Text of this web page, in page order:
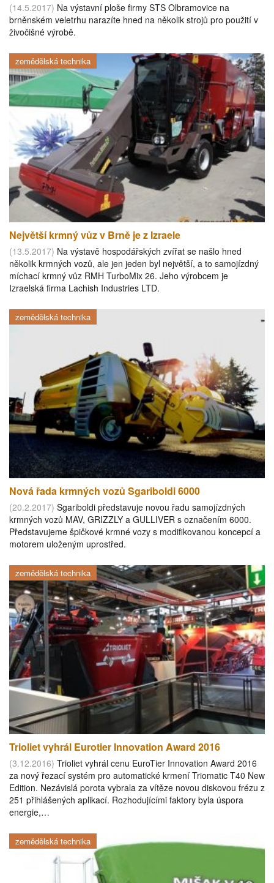
(14.5.2017) Na výstavní ploše firmy STS Olbramovice na
brněnském veletrhu narazíte hned na několik strojů pro použití v
živočišné výrobě.
zemědělská technika
Největší krmný vůz v Brně je z Izraele
(13.5.2017) Na výstavě hospodářských zvířat se našlo hned
několik krmných vozů, ale jen jeden byl největší, a to samojízdný
míchací krmný vůz RMH TurboMix 26. Jeho výrobcem je
Izraelská firma Lachish Industries LTD.
zemědělská technika
Nová řada krmných vozů Sgariboldi 6000
(20.2.2017) Sgariboldi představuje novou řadu samojízdných
krmných vozů MAV, GRIZZLY a GULLIVER s označením 6000.
Představujeme špičkové krmné vozy s modifikovanou koncepcí a
motorem uloženým uprostřed.
zemědělská technika
Trioliet vyhrál Eurotier Innovation Award 2016
(3.12.2016) Trioliet vyhrál cenu EuroTier Innovation Award 2016
za nový řezací systém pro automatické krmení Triomatic T40 New
Edition. Nezávislá porota vybrala za vítěze novou diskovou frézu z
251 přihlášených aplikací. Rozhodujícími faktory byla úspora
energie,…
zemědělská technika